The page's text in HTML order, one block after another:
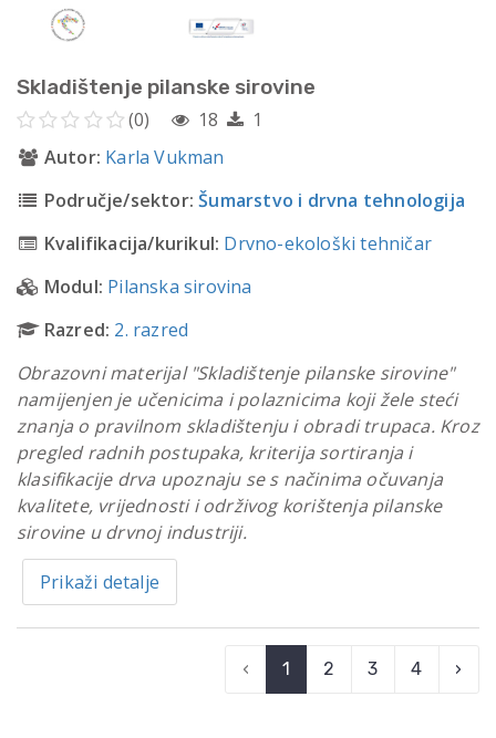
Skladištenje pilanske sirovine
(0) 18
1
Autor: Karla Vukman
Područje/sektor: Šumarstvo i drvna tehnologija
Kvalifikacija/kurikul: Drvno-ekološki tehničar
Modul: Pilanska sirovina
Razred: 2. razred
Obrazovni materijal "Skladištenje pilanske sirovine"
namijenjen je učenicima i polaznicima koji žele steći
znanja o pravilnom skladištenju i obradi trupaca. Kroz
pregled radnih postupaka, kriterija sortiranja i
klasifikacije drva upoznaju se s načinima očuvanja
kvalitete, vrijednosti i održivog korištenja pilanske
sirovine u drvnoj industriji.
Prikaži detalje
‹ 1 2 3 4 ›